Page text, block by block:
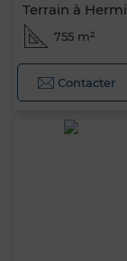
Terrain à
755 m²
Contacter